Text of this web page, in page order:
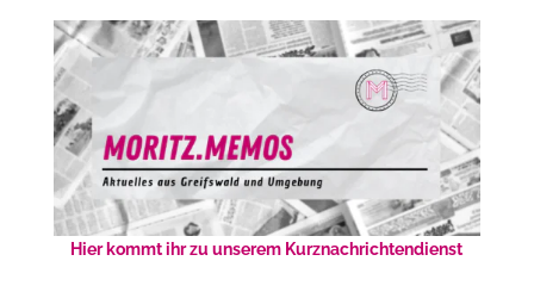
Hier kommt ihr zu unserem Kurznachrichtendienst